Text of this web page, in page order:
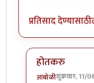
प्रतिसाद देण्यासाठी
होतकरु
आंबोळीशुक्रवार, 11/